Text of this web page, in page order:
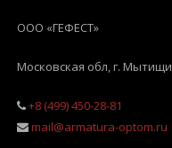
ООО «ГЕФЕСТ»
Московская обл, г. Мытищи
+8 (499) 450-28-81
mail@armatura-optom.ru